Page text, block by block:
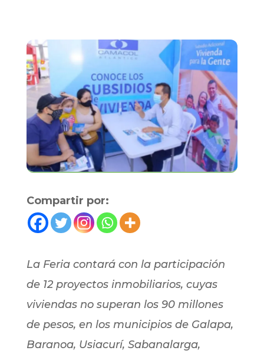
Compartir por:
La Feria contará con la participación
de 12 proyectos inmobiliarios, cuyas
viviendas no superan los 90 millones
de pesos, en los municipios de Galapa,
Baranoa, Usiacurí, Sabanalarga,